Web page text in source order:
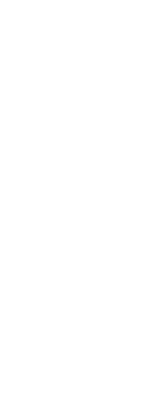
кВт...
Нізкае нагр...
250 кВт·г 582 кВт·г...
магутнасцю 10 кВт,